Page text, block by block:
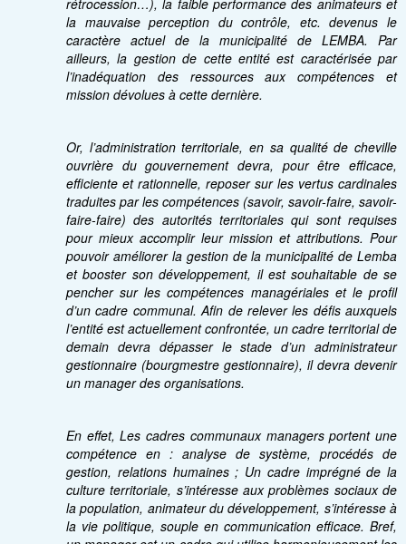
rétrocession…), la faible performance des animateurs et
la mauvaise perception du contrôle, etc. devenus le
caractère actuel de la municipalité de LEMBA. Par
ailleurs, la gestion de cette entité est caractérisée par
l’inadéquation des ressources aux compétences et
mission dévolues à cette dernière.
Or, l’administration territoriale, en sa qualité de cheville
ouvrière du gouvernement devra, pour être efficace,
efficiente et rationnelle, reposer sur les vertus cardinales
traduites par les compétences (savoir, savoir-faire, savoir-
faire-faire) des autorités territoriales qui sont requises
pour mieux accomplir leur mission et attributions. Pour
pouvoir améliorer la gestion de la municipalité de Lemba
et booster son développement, il est souhaitable de se
pencher sur les compétences managériales et le profil
d’un cadre communal. Afin de relever les défis auxquels
l’entité est actuellement confrontée, un cadre territorial de
demain devra dépasser le stade d’un administrateur
gestionnaire (bourgmestre gestionnaire), il devra devenir
un manager des organisations.
En effet, Les cadres communaux managers portent une
compétence en : analyse de système, procédés de
gestion, relations humaines ; Un cadre imprégné de la
culture territoriale, s’intéresse aux problèmes sociaux de
la population, animateur du développement, s’intéresse à
la vie politique, souple en communication efficace. Bref,